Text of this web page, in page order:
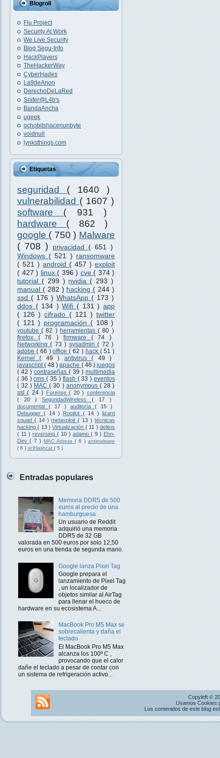
Blogroll
Flu Project
Security At Work
We Live Security
Blog Segu-Info
HackPlayers
TheHackerWay
CyberHades
La9deAnon
DerechoDeLaRed
Snifer@L4b's
BandaAncha
ugeek
ochobitshacenunbyte
voidnull
lynksthings.com
Etiquetas
seguridad ( 1640 )
vulnerabilidad ( 1607 )
software ( 931 )
hardware ( 862 )
google ( 750 ) Malware
( 708 )
privacidad ( 651 )
Windows ( 521 ) ransomware
( 521 ) android ( 457 ) exploit
( 427 ) linux ( 396 ) cve ( 374 )
tutorial ( 299 ) nvidia ( 293 )
manual ( 282 ) hacking ( 244 )
ssd ( 176 ) WhatsApp ( 173 )
ddos ( 134 )Wifi ( 131 ) app
( 126 )cifrado ( 121 )twitter
( 121 ) programación ( 108 )
youtube( 82 ) herramientas( 80 )
firefox ( 76 ) firmware ( 74 )
Networking( 73 ) sysadmin( 72 )
adobe ( 66 )office( 62 ) hack ( 51 )
Kernel( 49 ) antivirus( 49 )
javascript( 48 )apache ( 46 ) juegos
( 42 ) contraseñas ( 39 ) multimedia
( 36 )cms( 35 ) flash ( 33 )eventos
( 32 ) MAC( 30 ) anonymous ( 28 )
ssl( 24 ) Forense( 20 ) conferencia
( 20 )SeguridadWireless ( 17 )
documental ( 17 ) auditoría ( 15 )
Debugger( 14 ) Rootkit ( 14 ) lizard
squad ( 14 )metasploit( 13 ) técnicas
hacking( 13 )Virtualización ( 11 ) delitos
( 11 ) reversing ( 10 ) adamo ( 9 ) Ehn-
Dev ( 7 ) MAC Adress ( 6 ) antimalware
( 6 ) oclHashcat ( 5 )
Entradas populares
Memoria DDR5 de 500
euros al precio de una
hamburguesa
Un usuario de Reddit
adquirió una memoria
DDR5 de 32 GB
valorada en 500 euros por solo 12,50
euros en una tienda de segunda mano.
Google lanza Pixel Tag
Google prepara el
lanzamiento de Pixel Tag
, un localizador de
objetos similar al AirTag
para llenar el hueco de
hardware en su ecosistema A...
MacBook Pro M5 Max se
sobrecalienta y daña el
teclado
El MacBook Pro M5 Max
alcanza los 100º C ,
provocando que el calor
dañe el teclado a pesar de contar con
un sistema de refrigeración activo...
Copyleft ©
Usamos Cookies
Los contenidos de este blog